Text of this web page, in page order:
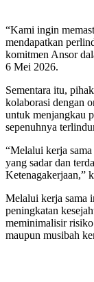
“Kami ingin
mendapatkan
komitmen Ansor
6 Mei 2026.
Sementara itu,
kolaborasi dengan
untuk menjangkau
sepenuhnya
“Melalui kerja
yang sadar dan
Ketenagakerjaan,”
Melalui kerja sama
peningkatan
meminimalisir
maupun musibah